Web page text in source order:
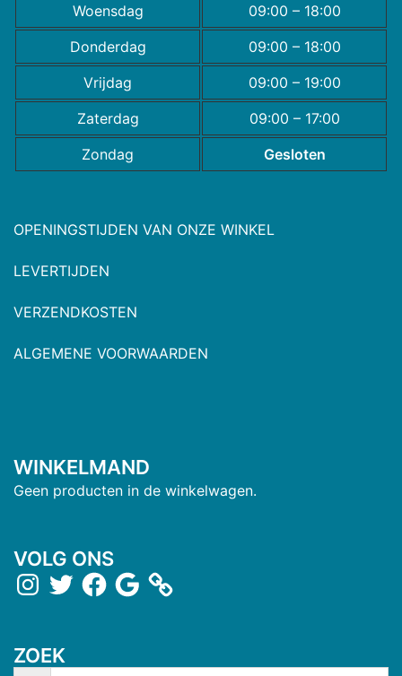
Woensdag
09:00 – 18:00
Donderdag
09:00 – 18:00
Vrijdag
09:00 – 19:00
Zaterdag
09:00 – 17:00
Zondag
Gesloten
OPENINGSTIJDEN VAN ONZE WINKEL
LEVERTIJDEN
VERZENDKOSTEN
ALGEMENE VOORWAARDEN
WINKELMAND
Geen producten in de winkelwagen.
VOLG ONS
ZOEK